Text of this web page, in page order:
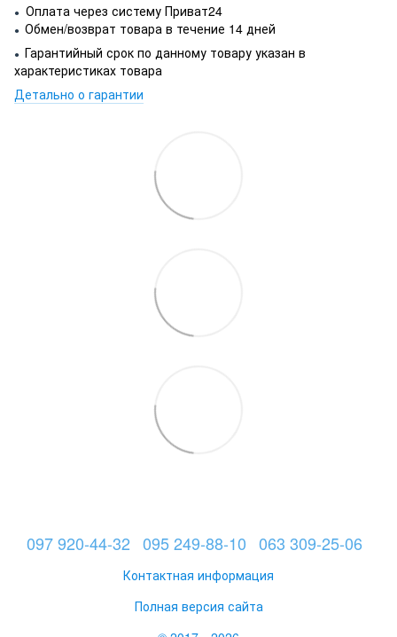
● Оплата через систему Приват24
● Обмен/возврат товара в течение 14 дней
● Гарантийный срок по данному товару указан в
характеристиках товара
Детально о гарантии
097 920-44-32 095 249-88-10 063 309-25-06
Контактная информация
Полная версия сайта